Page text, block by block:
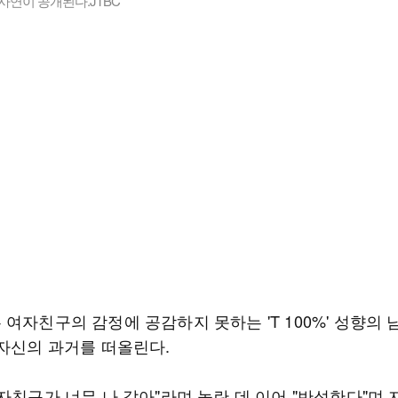
여자친구의 감정에 공감하지 못하는 'T 100%' 성향의
신의 과거를 떠올린다.